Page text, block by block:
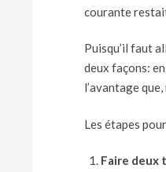
courante
Puisqu’il faut
deux façons:
l’avantage
Les étapes
Faire deux